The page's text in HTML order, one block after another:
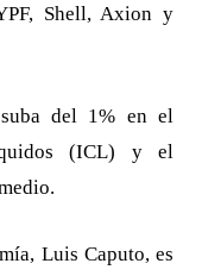
Shell, Axion y
del 1% en el
(ICL) y el
Luis Caputo, es